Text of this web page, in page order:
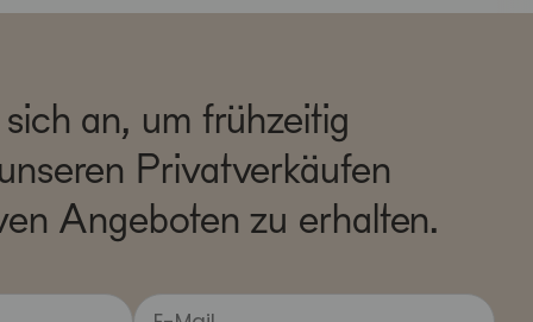
an, um frühzeitig
Privatverkäufen
Angeboten zu erhalten.